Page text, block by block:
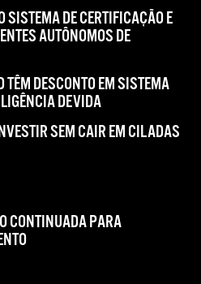
DE CERTIFICAÇÃO E
AUTÔNOMOS DE
DESCONTO EM SISTEMA
DEVIDA
SEM CAIR EM CILADAS
CONTINUADA PARA